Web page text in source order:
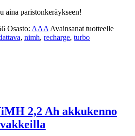
aina paristonkeräykseen!
Osasto: AAA Avainsanat tuotteelle
, nimh, recharge, turbo
2,2 Ah akkukenno